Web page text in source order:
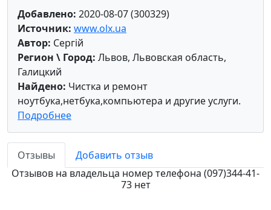
Добавлено: 2020-08-07 (300329)
Источник: www.olx.ua
Автор: Сергій
Регион \ Город: Львов, Львовская область,
Галицкий
Найдено: Чистка и ремонт
ноутбука,нетбука,компьютера и другие услуги.
Подробнее
Отзывы
Добавить отзыв
Отзывов на владельца номер телефона (097)344-41-
73 нет